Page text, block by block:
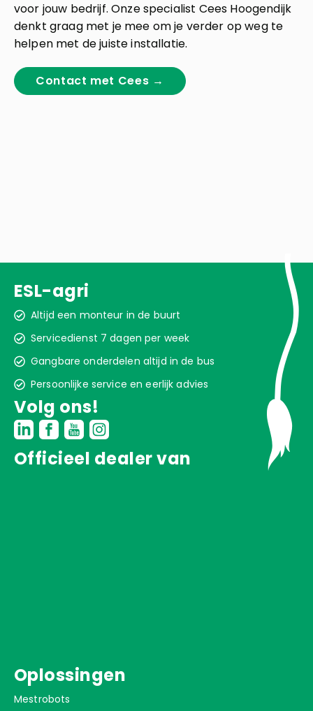
voor jouw bedrijf. Onze specialist Cees Hoogendijk
denkt graag met je mee om je verder op weg te
helpen met de juiste installatie.
Contact met Cees →
ESL-agri
Altijd een monteur in de buurt
Servicedienst 7 dagen per week
Gangbare onderdelen altijd in de bus
Persoonlijke service en eerlijk advies
Volg ons!
Officieel dealer van
Oplossingen
Mestrobots